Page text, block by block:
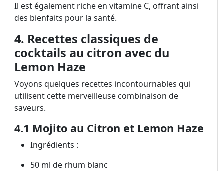
Il est également riche en vitamine C, offrant ainsi
des bienfaits pour la santé.
4. Recettes classiques de
cocktails au citron avec du
Lemon Haze
Voyons quelques recettes incontournables qui
utilisent cette merveilleuse combinaison de
saveurs.
4.1 Mojito au Citron et Lemon Haze
Ingrédients :
50 ml de rhum blanc